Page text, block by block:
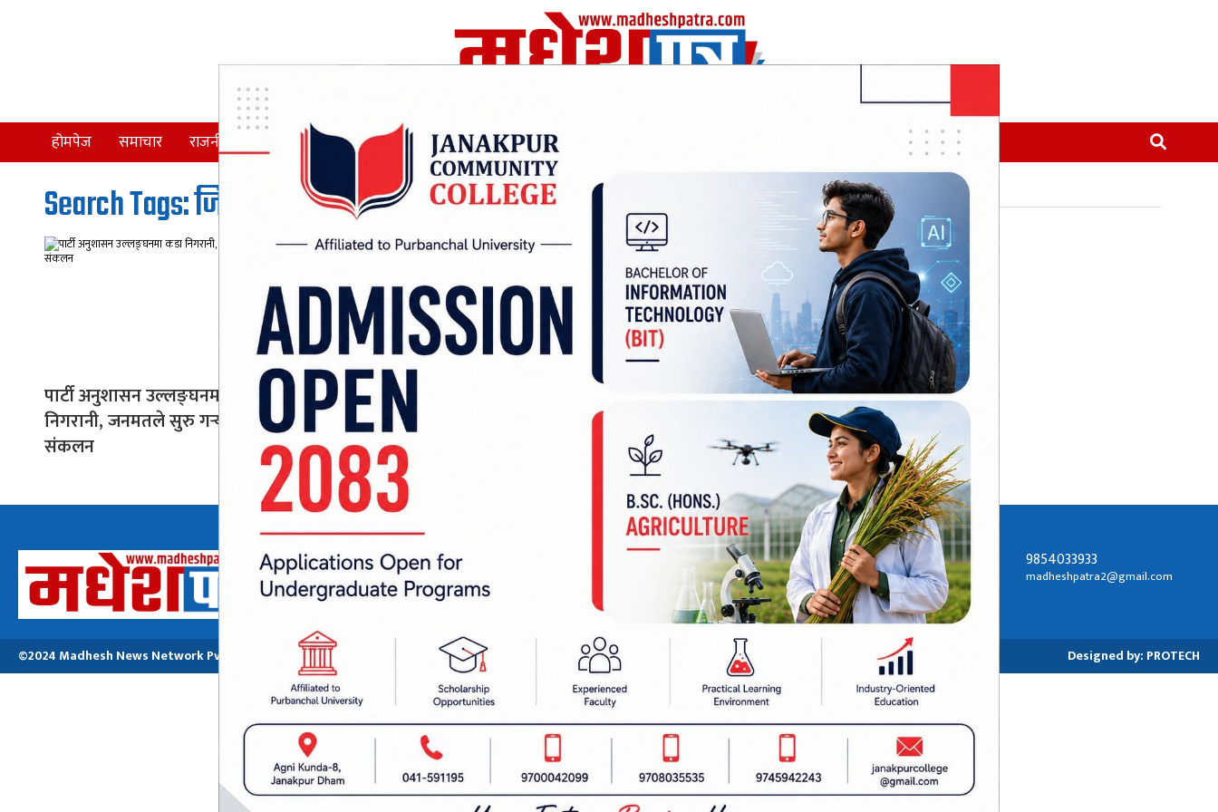
होमपेज समाचार राजनीति समाज देश विचार अर्थ/वाणिज शिक्षा थप
Search Tags: जिल्ला इन्चार्ज
पार्टी अनुशासन उल्लङ्घनमा कडा
निगरानी, जनमतले सुरु गर्‍यो नाम
संकलन
अध्यक्ष तथा प्रबन्ध निर्देशक:
मनोजकुमार मोरबैता
सम्पर्क ठेगाना:
जनकपुरधाम-२, धनुषा
9854033933
madheshpatra2@gmail.com
©2024 Madhesh News Network Pvt. ltd | All Rights Reserved. Designed by: PROTECH